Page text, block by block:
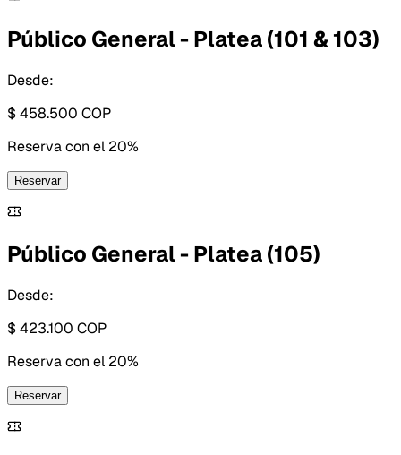
Público General - Platea (101 & 103)
Desde:
$ 458.500 COP
Reserva con el 20%
Reservar
Público General - Platea (105)
Desde:
$ 423.100 COP
Reserva con el 20%
Reservar